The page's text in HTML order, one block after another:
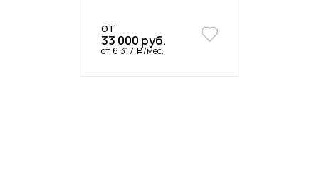
от
33 000 руб.
от 6 317 a/мес.